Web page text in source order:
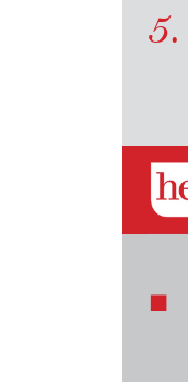
5.